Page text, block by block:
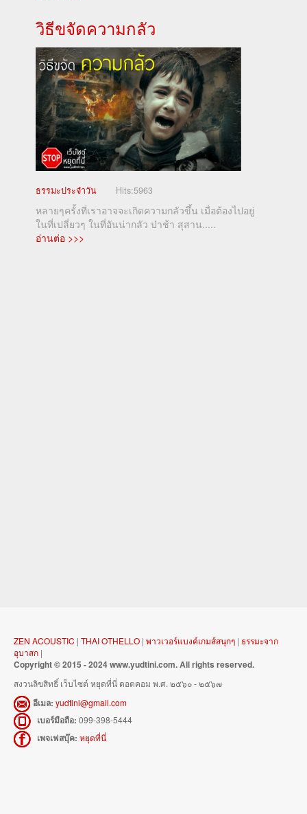
วิธีขจัดความกลัว
ธรรมะประจำวัน Hits:5963
หลายๆครั้งที่เราอาจจะเกิดความกลัวขึ้น เมื่อต้องไปอยู่
ในที่เปลี่ยวๆ ในที่อันน่ากลัว ป่าช้า สุสาน.....
อ่านต่อ >>>
ZEN ACOUSTIC | THAI OTHELLO | พาวเวอร์แบงค์เกมส์สนุกๆ | ธรรมะจาก
อุบาสก |
Copyright © 2015 - 2024 www.yudtini.com. All rights reserved.
สงวนลิขสิทธิ์ เว็บไซต์ หยุดที่นี่ ดอตคอม พ.ศ. ๒๕๖๐ - ๒๕๖๗
อีเมล: yudtini@gmail.com
เบอร์มือถือ: 099-398-5444
เพจเฟสบุ๊ค: หยุดที่นี่